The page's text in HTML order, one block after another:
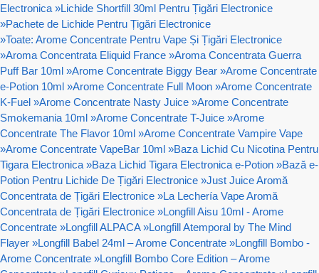
Electronica »Lichide Shortfill 30ml Pentru Țigări Electronice
»Pachete de Lichide Pentru Țigări Electronice
»Toate: Arome Concentrate Pentru Vape Și Țigări Electronice
»Aroma Concentrata Eliquid France »Aroma Concentrata Guerra
Puff Bar 10ml »Arome Concentrate Biggy Bear »Arome Concentrate
e-Potion 10ml »Arome Concentrate Full Moon »Arome Concentrate
K-Fuel »Arome Concentrate Nasty Juice »Arome Concentrate
Smokemania 10ml »Arome Concentrate T-Juice »Arome
Concentrate The Flavor 10ml »Arome Concentrate Vampire Vape
»Arome Concentrate VapeBar 10ml »Baza Lichid Cu Nicotina Pentru
Tigara Electronica »Baza Lichid Tigara Electronica e-Potion »Bază e-
Potion Pentru Lichide De Țigări Electronice »Just Juice Aromă
Concentrata de Țigări Electronice »La Lechería Vape Aromă
Concentrata de Țigări Electronice »Longfill Aisu 10ml - Arome
Concentrate »Longfill ALPACA »Longfill Atemporal by The Mind
Flayer »Longfill Babel 24ml – Arome Concentrate »Longfill Bombo -
Arome Concentrate »Longfill Bombo Core Edition – Arome